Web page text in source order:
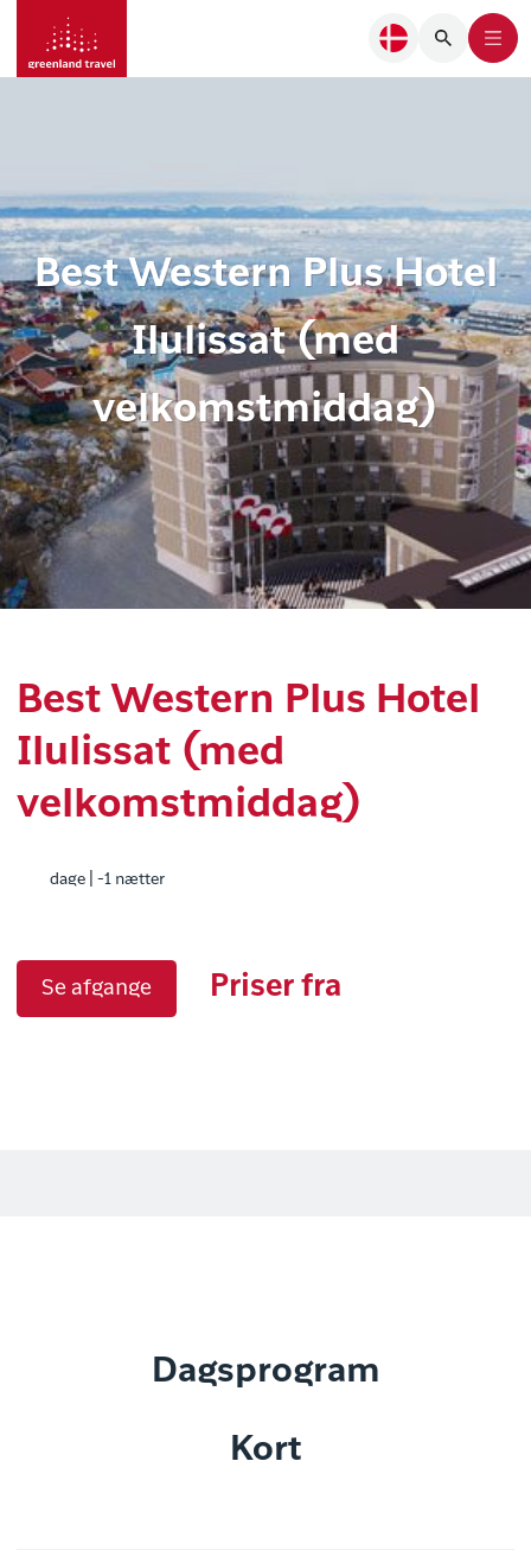
Best Western Plus Hotel
Ilulissat (med
velkomstmiddag)
Best Western Plus Hotel
Ilulissat (med
velkomstmiddag)
dage | -1 nætter
Se afgange Priser fra
Dagsprogram
Kort